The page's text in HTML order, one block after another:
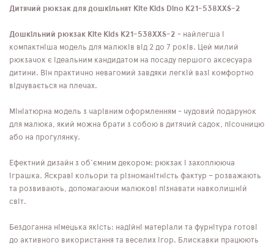
Дитячий рюкзак для дошкільнят Kite Kids Dino K21-538XXS-2
Дошкільний рюкзак Kite Kids K21-538XXS-2 - найлегша і
компактніша модель для малюків від 2 до 7 років. Цей милий
рюкзачок є ідеальним кандидатом на посаду першого аксесуара
дитини. Він практично невагомий завдяки легкій вазі комфортно
відчувається на плечах.
Мініатюрна модель з чарівним оформленням - чудовий подарунок
для малюка, який можна брати з собою в дитячий садок, пісочницю
або на прогулянку.
Ефектний дизайн з об'ємним декором: рюкзак і захоплююча
іграшка. Яскраві кольори та різноманітність фактур – розважають
та розвивають, допомагаючи малюкові пізнавати навколишній
світ.
Бездоганна німецька якість: надійні матеріали та фурнітура готові
до активного використання та веселих ігор. Блискавки працюють